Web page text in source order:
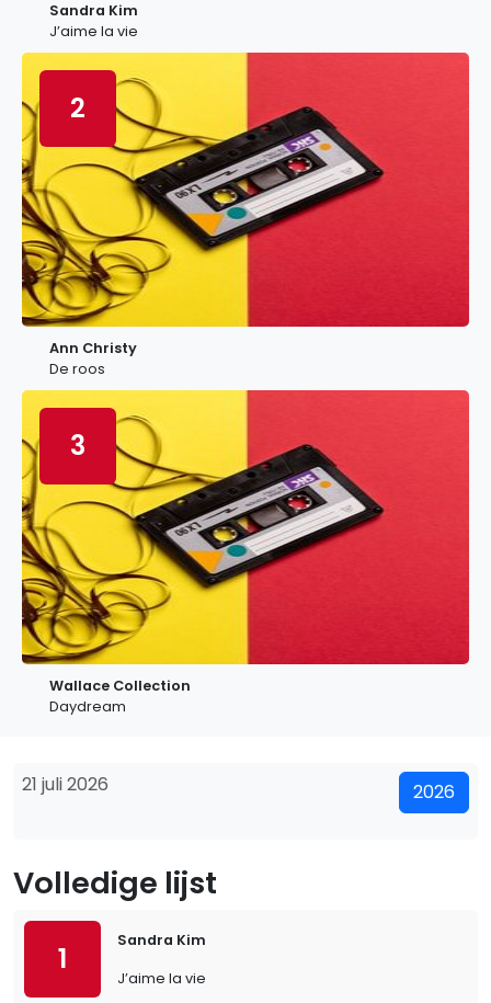
Sandra Kim
J’aime la vie
2
Ann Christy
De roos
3
Wallace Collection
Daydream
21 juli 2026 2026
Volledige lijst
1
Sandra Kim
J’aime la vie